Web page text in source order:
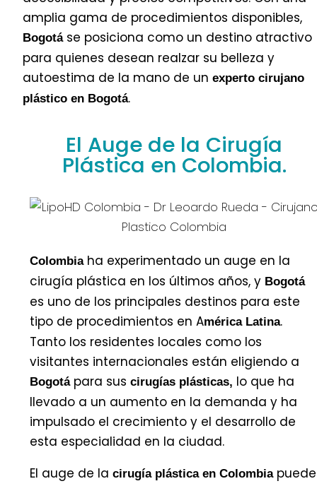
amplia gama de procedimientos disponibles,
Bogotáse posiciona como un destino atractivo
para quienes desean realzar su belleza y
autoestima de la mano de un experto cirujano
plástico en Bogotá.
El Auge de la Cirugía
Plástica en Colombia.
Colombiaha experimentado un auge en la
cirugía plástica en los últimos años, y Bogotá
es uno de los principales destinos para este
tipo de procedimientos en América Latina.
Tanto los residentes locales como los
visitantes internacionales están eligiendo a
Bogotápara sus cirugías plásticas, lo que ha
llevado a un aumento en la demanda y ha
impulsado el crecimiento y el desarrollo de
esta especialidad en la ciudad.
El auge de la cirugía plástica en Colombiapuede